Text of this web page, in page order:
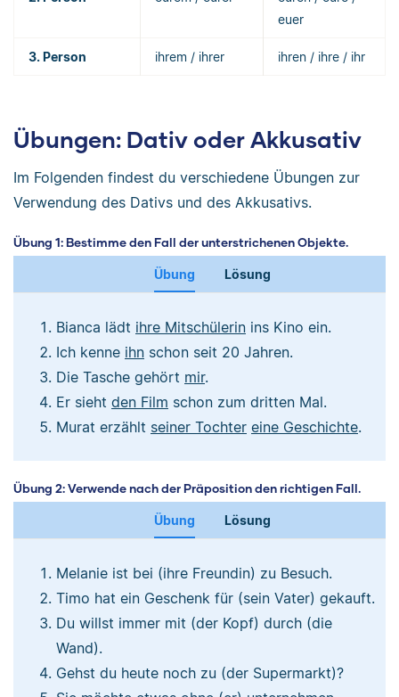
euer
3. Person ihrem / ihrer ihren / ihre / ihr
Übungen: Dativ oder Akkusativ
Im Folgenden findest du verschiedene Übungen zur
Verwendung des Dativs und des Akkusativs.
Übung 1: Bestimme den Fall der unterstrichenen Objekte.
Übung Lösung
Bianca lädt ihre Mitschülerin ins Kino ein.
Ich kenne ihn schon seit 20 Jahren.
Die Tasche gehört mir.
Er sieht den Film schon zum dritten Mal.
Murat erzählt seiner Tochter eine Geschichte.
Übung 2: Verwende nach der Präposition den richtigen Fall.
Übung Lösung
Melanie ist bei (ihre Freundin) zu Besuch.
Timo hat ein Geschenk für (sein Vater) gekauft.
Du willst immer mit (der Kopf) durch (die
Wand).
Gehst du heute noch zu (der Supermarkt)?